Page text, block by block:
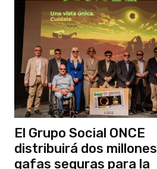
El Grupo Social ONCE
distribuirá dos
gafas seguras para la